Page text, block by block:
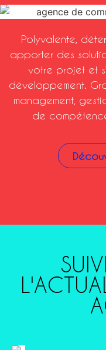
Polyvalente,
apporter des
votre projet et
développement.
management,
de